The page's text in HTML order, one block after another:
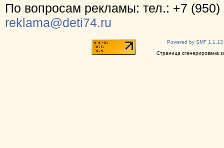
По вопросам рекламы: тел.: +7 (950)
reklama@deti74.ru
Powered by SMF 1.1.13
Страница сгенерирована